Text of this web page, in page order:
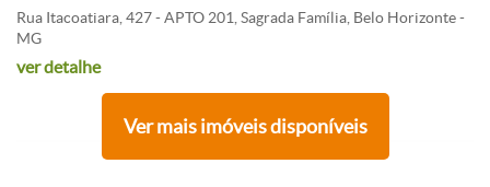
Rua Itacoatiara, 427 - APTO 201, Sagrada Família, Belo Horizonte -
MG
ver detalhe
Ver mais imóveis disponíveis